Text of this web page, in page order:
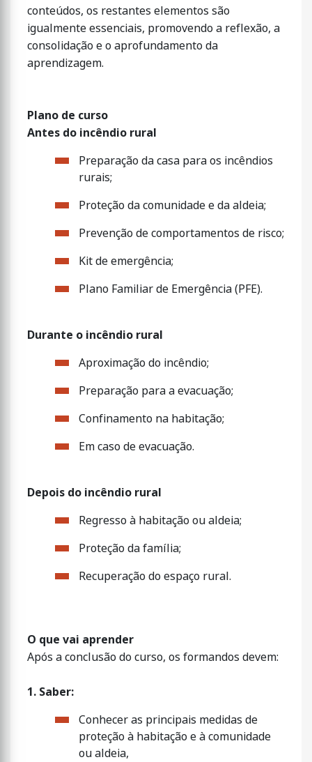
conteúdos, os restantes elementos são
igualmente essenciais, promovendo a reflexão, a
consolidação e o aprofundamento da
aprendizagem.
Plano de curso
Antes do incêndio rural
Preparação da casa para os incêndios
rurais;
Proteção da comunidade e da aldeia;
Prevenção de comportamentos de risco;
Kit de emergência;
Plano Familiar de Emergência (PFE).
Durante o incêndio rural
Aproximação do incêndio;
Preparação para a evacuação;
Confinamento na habitação;
Em caso de evacuação.
Depois do incêndio rural
Regresso à habitação ou aldeia;
Proteção da família;
Recuperação do espaço rural.
O que vai aprender
Após a conclusão do curso, os formandos devem:
1. Saber:
Conhecer as principais medidas de
proteção à habitação e à comunidade
ou aldeia,